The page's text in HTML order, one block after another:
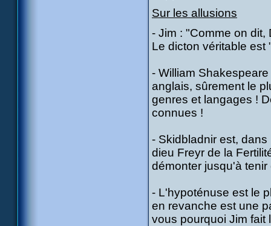
Sur les allusions
- Jim : "Comme on dit,
Le dicton véritable est
- William
anglais, sûrement le
genres et langages !
connues !
- Skidbladnir est,
dieu Freyr de la
démonter jusqu'à
- L'hypoténuse est le
en revanche est une
vous pourquoi Jim fait